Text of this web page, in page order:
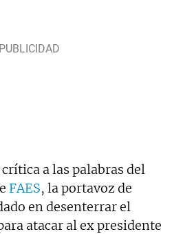
a las palabras del
FAES, la portavoz de
en desenterrar el
atacar al ex presidente